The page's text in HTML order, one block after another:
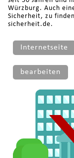
Würzburg. Auch
Sicherheit, zu
sicherheit.de.
Internetseite
bearbeiten